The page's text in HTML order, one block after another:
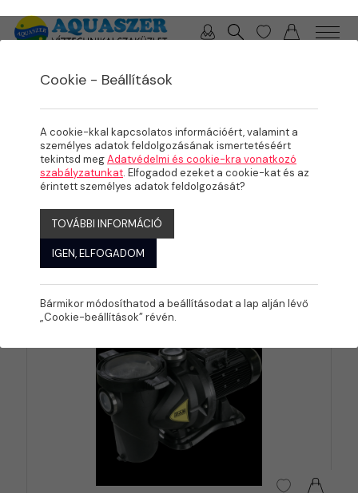
önfelszívó szivattyú
Szűrők: ÖNFELSZÍVÓ SZIVATTYÚ
Cookie - Beállítások
A cookie-kkal kapcsolatos információért, valamint a
személyes adatok feldolgozásának ismertetéséért
tekintsd megAdatvédelmi és cookie-kra vonatkozó
szabályzatunkat. Elfogadod ezeket a cookie-kat és az
érintett személyes adatok feldolgozását?
TOVÁBBI INFORMÁCIÓ
IGEN, ELFOGADOM
Bármikor módosíthatod a beállításodat a lap alján lévő
„Cookie-beállítások” révén.